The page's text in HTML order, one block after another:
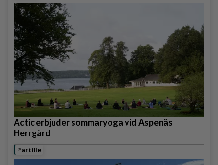
Actic erbjuder sommaryoga vid Aspenäs
Herrgård
Partille